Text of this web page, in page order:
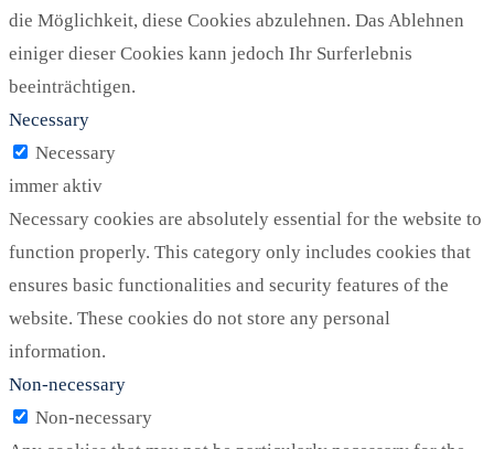
die Möglichkeit, diese Cookies abzulehnen. Das Ablehnen
einiger dieser Cookies kann jedoch Ihr Surferlebnis
beeinträchtigen.
Necessary
Necessary
immer aktiv
Necessary cookies are absolutely essential for the website to
function properly. This category only includes cookies that
ensures basic functionalities and security features of the
website. These cookies do not store any personal
information.
Non-necessary
Non-necessary